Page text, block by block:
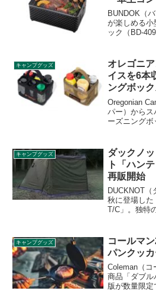
日より開始
BUNDOK（
が楽しめる小
ック（BD-
たことでより
細をレビュ
キャンプグッズ
オレゴニ
イスを6本
ングボッ
Oregonian
パー）からス
ーズニングボ
ェルで中身
レビューしま
キャンプグッズ
ダックノ
ト「ハン
再販開始
DUCKNOT（
秋に登場した
T/C」。独特
再販分の予
細をレビュ
キャンプグッズ
コールマ
パンクッ
Coleman（コ
商品「ダブル
版が数量限